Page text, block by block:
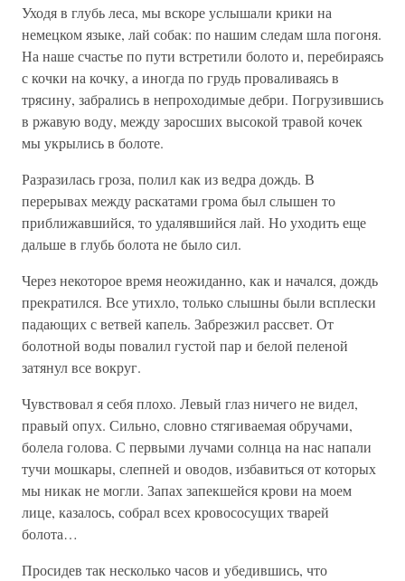
Уходя в глубь леса, мы вскоре услышали крики на
немецком языке, лай собак: по нашим следам шла погоня.
На наше счастье по пути встретили болото и, перебираясь
с кочки на кочку, а иногда по грудь проваливаясь в
трясину, забрались в непроходимые дебри. Погрузившись
в ржавую воду, между заросших высокой травой кочек
мы укрылись в болоте.
Разразилась гроза, полил как из ведра дождь. В
перерывах между раскатами грома был слышен то
приближавшийся, то удалявшийся лай. Но уходить еще
дальше в глубь болота не было сил.
Через некоторое время неожиданно, как и начался, дождь
прекратился. Все утихло, только слышны были всплески
падающих с ветвей капель. Забрезжил рассвет. От
болотной воды повалил густой пар и белой пеленой
затянул все вокруг.
Чувствовал я себя плохо. Левый глаз ничего не видел,
правый опух. Сильно, словно стягиваемая обручами,
болела голова. С первыми лучами солнца на нас напали
тучи мошкары, слепней и оводов, избавиться от которых
мы никак не могли. Запах запекшейся крови на моем
лице, казалось, собрал всех кровососущих тварей
болота…
Просидев так несколько часов и убедившись, что